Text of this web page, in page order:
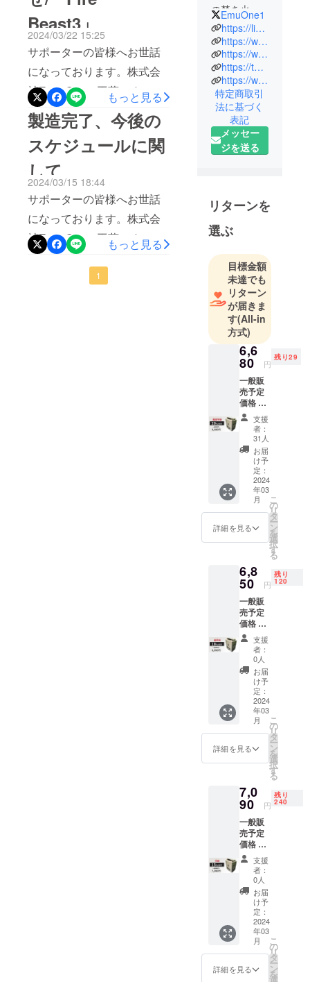
ロジェクトページはコチラ
↓https://camp-
fire.jp/projects/view/750765
特徴：① 足や五徳を本体に
収納できるコンパクト設
計。軽量で持ち運びも楽チ
ン➁ 燃料はアルコール。三
本の炎で家でも、アウトド
アでも気軽に焚き火台とし
ても使える③ 近未来感の外
観と実用性、初心者から上
級者まで楽しめるキャンプ
ギアぜひ、一度プロジェク
トページをチェックしてい
Beast3」
2024/03/22 15:25
サポーターの皆様へお世話
になっております。株式会
社Emu-Oneの工藤です。
Fire Beast3 のプロジェクト
をご支援いただいた皆様に
心よりお礼申し上げます。
本日、商品の発送が完了し
たため、ご報告です。 1〜3
日程で到着するかと思われ
ますが、3日以上たっても商
品が届かない場合はお問い
合わせください。配送業
者：佐川急便商品名称：小
もっと見る
製造完了、今後の
スケジュールに関
して
2024/03/15 18:44
サポーターの皆様へお世話
になっております。株式会
社Emu-Oneの工藤です。
Fire Beast3 のプロジェクト
をご支援いただいた皆様に
もっと見る
1
の焚き火関
連商品や調
理用ストー
ブ、チタン
製品の開
発・販売を
手がける会
社です。
機能性とデ
ザイン性を
イデアを融
合させた製
品を生み出
していま
す。
これまでに
ない体験を
皆様にお届
けすること
を目指して
います。
EmuOne1
https://lin.ee/KDBNYFC
https://www.emu-one.jp/
https://www.youtube.com/@emu-one4696
https://twitter.com/EmuOne1
https://www.instagram.com/emuonejp/
特定商取引
法に基づく
表記
メッセー
ジを送る
リターンを
選ぶ
目標金額
未達でも
リターン
が届きま
す(All-in
方式)
6,6
80 円
残り29
一般販
売予定
価格 １
台
8,350円
(税込)の
20%
OFF
→6,680
円 (送
料・税
ターン
内容＞
・二次
燃焼小
トーブ
「Fire
Beast3
」x 1 ・
専用収
納袋 x 1
※一部デ
ザイン
が変更
となる
場合が
ありま
す。 ※
ご注文
状況、
使用部
材の供
上の都
合等に
より出
荷時期
が遅れ
る場合
があり
ます。
支援
者：
31人
お届
け予
定：
2024
年03
月
詳細を見る
こ
の
リ
タ
ー
ン
を
選
択
す
る
6,8
50 円
残り
120
一般販
売予定
価格 １
台
8,350円
(税込)の
18%
OFF
→6,850
円 (送
料・税
ターン
内容＞
・二次
燃焼小
トーブ
「Fire
Beast3
」x 1 ・
専用収
納袋 x 1
※一部デ
ザイン
が変更
となる
場合が
ありま
す。 ※
ご注文
状況、
使用部
材の供
支援
者：
0人
お届
け予
定：
2024
年03
月
詳細を見る
こ
の
リ
タ
ー
ン
を
選
択
す
る
7,0
90 円
残り
240
一般販
売予定
価格 １
台
8,350円
(税込)の
15%
OFF
→7,090
円 (送
料・税
ターン
内容＞
・二次
支援
者：
0人
お届
け予
定：
2024
年03
月
詳細を見る
こ
の
リ
タ
ー
ン
を